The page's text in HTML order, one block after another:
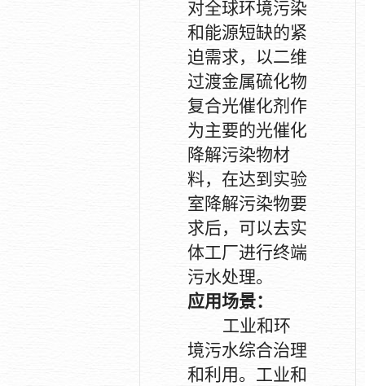
对全球环境污染
和能源短缺的紧
迫需求，以二维
过渡金属硫化物
复合光催化剂作
为主要的光催化
降解污染物材
料，在达到实验
室降解污染物要
求后，可以去实
体工厂进行终端
污水处理。
应用场景：
工业和环
境污水综合治理
和利用。工业和